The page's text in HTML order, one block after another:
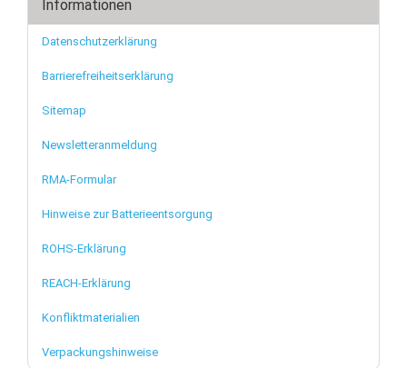
Informationen
Datenschutzerklärung
Barrierefreiheitserklärung
Sitemap
Newsletteranmeldung
RMA-Formular
Hinweise zur Batterieentsorgung
ROHS-Erklärung
REACH-Erklärung
Konfliktmaterialien
Verpackungshinweise